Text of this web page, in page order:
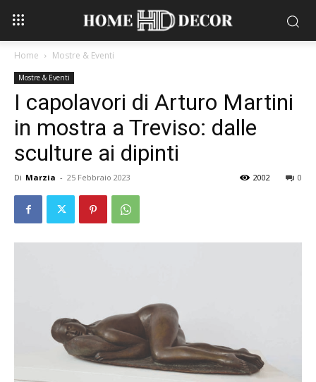
Home Mostre & Eventi
Mostre & Eventi
I capolavori di Arturo Martini
in mostra a Treviso: dalle
sculture ai dipinti
Di Marzia - 25 Febbraio 2023 0
2002